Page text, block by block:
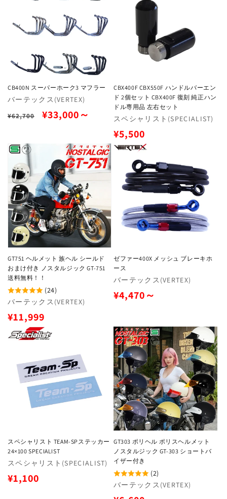
格
CB400N スーパーホーク3 マフラー
販
元:
バーテックス(VERTEX)
通
価
¥62,700
セ
格
¥33,000～
CBX400F CBX550F ハンドルバーエン
ド 2個セット CBX400F 復刻 純正ハン
ドル専用品 左右セット
販
売
元:
スペシャリスト(SPECIALIST)
通
常
¥5,500
GT751 ヘルメット 族ヘル シールド
おまけ付き ノスタルジック GT-751
送料無料！！
(24)
販
売
元:
バーテックス(VERTEX)
通
常
格
¥11,999
ゼファー400X メッシュ ブレーキホ
ース
販
売
元:
バーテックス(VERTEX)
通
価
格
¥4,470～
スペシャリスト TEAM-SPステッカー
24×100 SPECIALIST
販
売
元:
スペシャリスト(SPECIALIST)
通
¥1,100
GT303 ポリヘル ポリスヘルメット
ノスタルジック GT-303 ショートバ
イザー付き
(2)
販
売
バーテックス(VERTEX)